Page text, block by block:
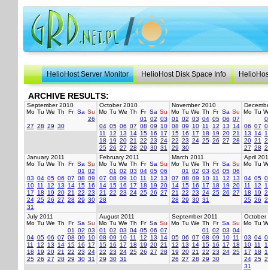
HelioHost Server Monitor HelioHost Disk Space Info
ARCHIVE RESULTS:
September 2010
Mo Tu We Th Fr Sa Su
26
27 28 29 30
October 2010
Mo Tu We Th Fr Sa Su
01
02 03
04 05 06 07 08 09
10
11
12 13 14 15 16
17
18
19 20 21 22 23 24
25 26 27 28 29 30 31
November 2010
Mo Tu We Th Fr Sa Su
01
02 03 04 05 06 07
08 09 10 11 12 13
14
15 16 17 18 19 20 21
22 23 24 25 26 27 28
29 30
Mo Tu
06 07
13
14
20 21
27 28
January 2011
Mo Tu We Th Fr Sa Su
01
02
03 04 05 06 07 08 09
10 11 12 13 14 15 16
17
18 19 20 21 22 23
24 25 26 27 28 29 30
31
February 2011
Mo Tu We Th Fr Sa Su
01
02 03 04 05 06
07 08 09 10 11 12
13
14 15 16 17 18 19 20
21
22 23 24 25 26 27
28
March 2011
Mo Tu We Th Fr Sa Su
01
02 03 04 05 06
07 08 09 10 11 12
13
14 15 16 17 18 19 20
21
22 23 24 25 26 27
28 29 30 31
April
Mo Tu
04 05
11
12
18
19
25 26
July 2011
Mo Tu We Th Fr Sa Su
01
02 03
04 05 06 07 08 09
10
11
12 13 14 15 16
17
18
19 20 21 22 23 24
25 26 27 28 29 30 31
August 2011
Mo Tu We Th Fr Sa Su
01
02 03 04 05 06 07
08 09 10 11 12 13
14
15 16 17 18 19 20 21
22 23 24 25 26 27 28
29 30 31
September 2011
Mo Tu We Th Fr Sa Su
01
02 03 04
05 06 07 08 09 10 11
12
13 14 15 16 17
18
19 20 21 22 23 24 25
26 27 28 29 30
October
Mo Tu
03 04
10 11
17
18
24 25
31